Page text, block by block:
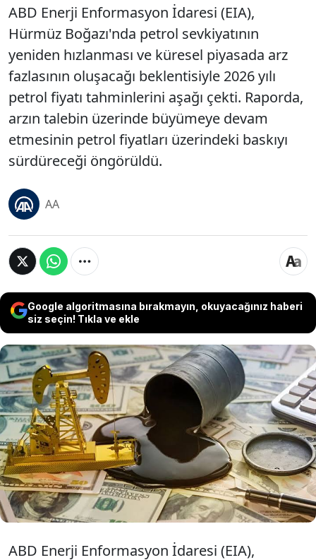
ABD Enerji Enformasyon İdaresi (EIA),
Hürmüz Boğazı'nda petrol sevkiyatının
yeniden hızlanması ve küresel piyasada arz
fazlasının oluşacağı beklentisiyle 2026 yılı
petrol fiyatı tahminlerini aşağı çekti. Raporda,
arzın talebin üzerinde büyümeye devam
etmesinin petrol fiyatları üzerindeki baskıyı
sürdüreceği öngörüldü.
AA
Google algoritmasına bırakmayın, okuyacağınız haberi
siz seçin! Tıkla ve ekle
ABD Enerji Enformasyon İdaresi (EIA), Hürmüz
Boğazı'nda petrol sevkiyatının yeniden hızlanması
ve küresel piyasada arz fazlasının oluşacağı
beklentisiyle 2026 yılı petrol fiyatı tahminlerini
aşağı çekti. Raporda, arzın talebin üzerinde
büyümeye devam etmesinin petrol fiyatları
üzerindeki baskıyı sürdüreceği öngörüldü.
ABD Enerji Enformasyon İdaresi (EIA),